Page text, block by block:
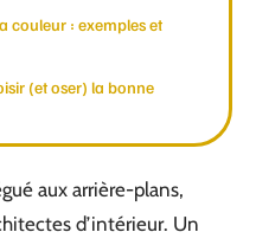
couleur : exemples et
(et oser) la bonne
aux arrière-plans,
d’intérieur. Un